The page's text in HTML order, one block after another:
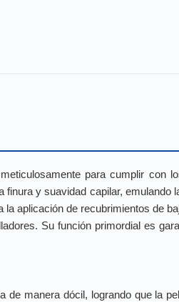
para cumplir con
y suavidad capilar, emulando
aplicación de recubrimientos de
Su función primordial es
manera dócil, logrando que la